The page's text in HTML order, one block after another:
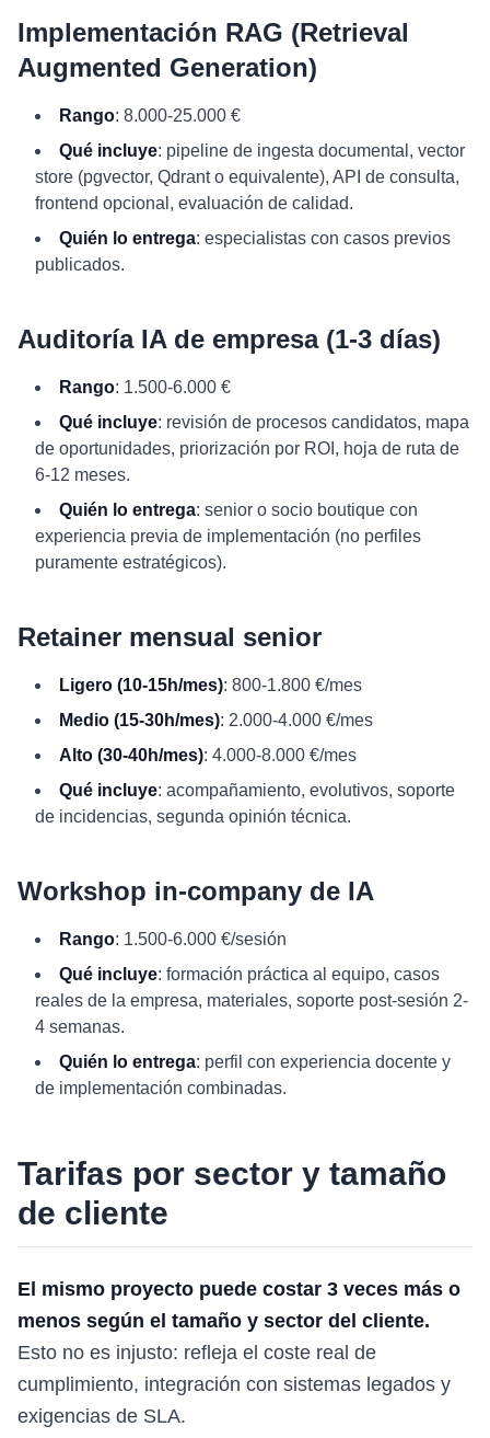
Implementación RAG (Retrieval
Augmented Generation)
Rango: 8.000-25.000 €
Qué incluye: pipeline de ingesta documental, vector
store (pgvector, Qdrant o equivalente), API de consulta,
frontend opcional, evaluación de calidad.
Quién lo entrega: especialistas con casos previos
publicados.
Auditoría IA de empresa (1-3 días)
Rango: 1.500-6.000 €
Qué incluye: revisión de procesos candidatos, mapa
de oportunidades, priorización por ROI, hoja de ruta de
6-12 meses.
Quién lo entrega: senior o socio boutique con
experiencia previa de implementación (no perfiles
puramente estratégicos).
Retainer mensual senior
Ligero (10-15h/mes): 800-1.800 €/mes
Medio (15-30h/mes): 2.000-4.000 €/mes
Alto (30-40h/mes): 4.000-8.000 €/mes
Qué incluye: acompañamiento, evolutivos, soporte
de incidencias, segunda opinión técnica.
Workshop in-company de IA
Rango: 1.500-6.000 €/sesión
Qué incluye: formación práctica al equipo, casos
reales de la empresa, materiales, soporte post-sesión 2-
4 semanas.
Quién lo entrega: perfil con experiencia docente y
de implementación combinadas.
Tarifas por sector y tamaño
de cliente
El mismo proyecto puede costar 3 veces más o
menos según el tamaño y sector del cliente.
Esto no es injusto: refleja el coste real de
cumplimiento, integración con sistemas legados y
exigencias de SLA.